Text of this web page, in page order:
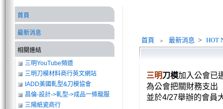
首頁 ﹥ 最新消息 > HOT
三明刀模加入公會已
為公會把關財務支出
並於4/27舉辦的會員
首頁
最新消息
相關連結
三明YouTube頻道
三明刀模材料商行英文網站
IADD美國軋型&刀模協會
昌倫-設計->軋型->成品一條龍服
務
三陽紙瓷商行